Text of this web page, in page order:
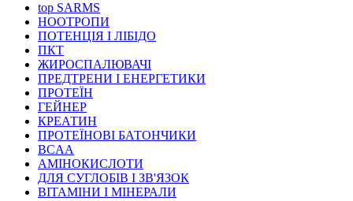
top SARMS
НООТРОПИ
ПОТЕНЦІЯ І ЛІБІДО
ПКТ
ЖИРОСПАЛЮВАЧІ
ПРЕДТРЕНИ І ЕНЕРГЕТИКИ
ПРОТЕЇН
ГЕЙНЕР
КРЕАТИН
ПРОТЕЇНОВІ БАТОНЧИКИ
BCAA
АМІНОКИСЛОТИ
ДЛЯ СУГЛОБІВ І ЗВ'ЯЗОК
ВІТАМІНИ І МІНЕРАЛИ